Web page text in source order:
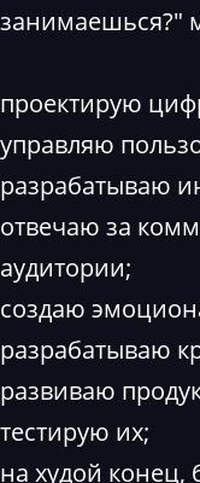
занимаешься?"
проектирую
управляю
разрабатываю
отвечаю за
аудитории;
создаю
разрабатываю
развиваю
тестирую их;
на худой конец,